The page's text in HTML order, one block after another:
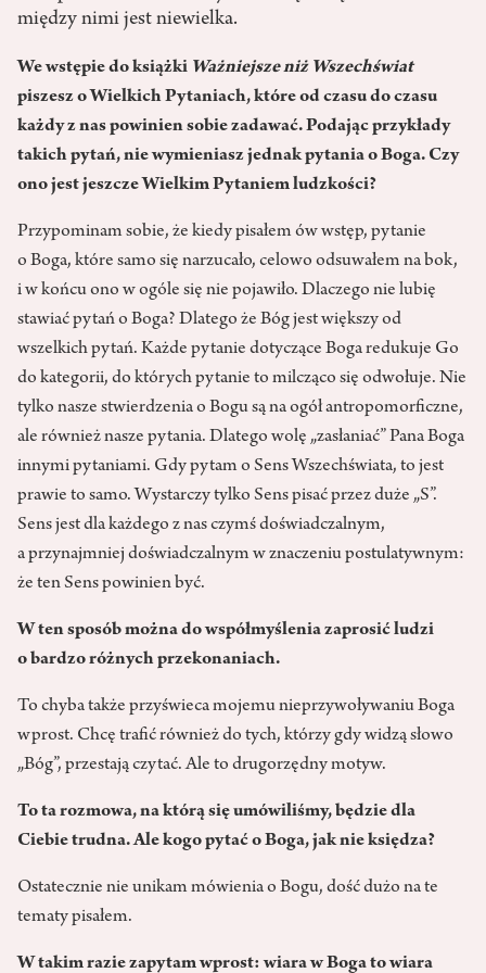
między nimi jest niewielka.
We wstępie do książki Ważniejsze niż Wszechświat
piszesz o Wielkich Pytaniach, które od czasu do czasu
każdy z nas powinien sobie zadawać. Podając przykłady
takich pytań, nie wymieniasz jednak pytania o Boga. Czy
ono jest jeszcze Wielkim Pytaniem ludzkości?
Przypominam sobie, że kiedy pisałem ów wstęp, pytanie
o Boga, które samo się narzucało, celowo odsuwałem na bok,
i w końcu ono w ogóle się nie pojawiło. Dlaczego nie lubię
stawiać pytań o Boga? Dlatego że Bóg jest większy od
wszelkich pytań. Każde pytanie dotyczące Boga redukuje Go
do kategorii, do których pytanie to milcząco się odwołuje. Nie
tylko nasze stwierdzenia o Bogu są na ogół antropomorficzne,
ale również nasze pytania. Dlatego wolę „zasłaniać” Pana Boga
innymi pytaniami. Gdy pytam o Sens Wszechświata, to jest
prawie to samo. Wystarczy tylko Sens pisać przez duże „S”.
Sens jest dla każdego z nas czymś doświadczalnym,
a przynajmniej doświadczalnym w znaczeniu postulatywnym:
że ten Sens powinien być.
W ten sposób można do współmyślenia zaprosić ludzi
o bardzo różnych przekonaniach.
To chyba także przyświeca mojemu nieprzywoływaniu Boga
wprost. Chcę trafić również do tych, którzy gdy widzą słowo
„Bóg”, przestają czytać. Ale to drugorzędny motyw.
To ta rozmowa, na którą się umówiliśmy, będzie dla
Ciebie trudna. Ale kogo pytać o Boga, jak nie księdza?
Ostatecznie nie unikam mówienia o Bogu, dość dużo na te
tematy pisałem.
W takim razie zapytam wprost: wiara w Boga to wiara